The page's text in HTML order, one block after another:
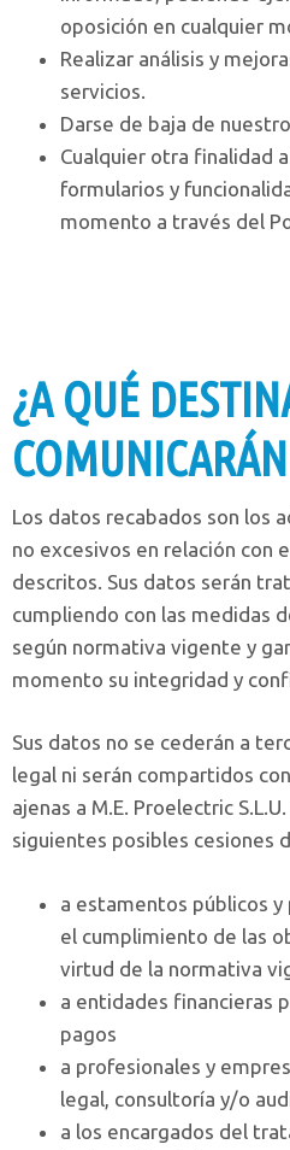
oposición en cualquier
Realizar análisis y
servicios.
Darse de baja de
Cualquier otra finalidad
formularios y
momento a través del
¿A QUÉ
Los datos recabados son los
no excesivos en relación con
descritos. Sus datos serán
cumpliendo con las medidas
según normativa vigente y
momento su integridad y
Sus datos no se cederán a
legal ni serán compartidos
ajenas a M.E. Proelectric
siguientes posibles cesiones
a estamentos públicos y
el cumplimiento de las
virtud de la normativa
a entidades financieras
pagos
a profesionales y
legal, consultoría y/o
a los encargados del